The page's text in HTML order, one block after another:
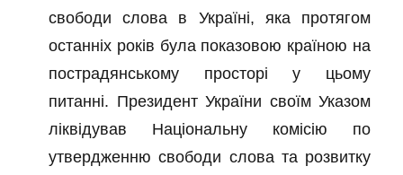
свободи слова в Україні, яка протягом
останніх років була показовою країною на
пострадянському просторі у цьому
питанні. Президент України своїм Указом
ліквідував Національну комісію по
утвердженню свободи слова та розвитку